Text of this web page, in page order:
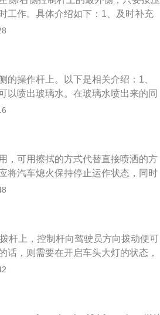
工作。具体介绍如下：1、及时补充
刮器工作，切记不要再继续按压按
拨杆未喷出玻璃水，此时切记不要
就需要检查后加注玻璃水再运行。如
导致电机过热。
操作杆上。以下是相关介绍：1、
以喷出玻璃水。在玻璃水喷出来的同
停止工作。2、使用雨刮前最好先喷
，如果拨动拨杆后未喷出玻璃水，
导致电机过热而故障。4、可以打开
假如玻璃水已经没有，需要及时补充
置，那么玻璃水无法喷出可能是电机
专业维修店进行检修。
，可用擦拭的方式代替直接喷洒的方
将汽车熄火保持停止运作状态，同时
爆炸。用酒精给车消毒的注意事项
体表面，不要喷洒车内其他隐藏或者
内吸烟或者不要将车窗关闭，防止
情况。
杆上，控制杆向驾驶员方向拨动便可
话，则需要在开启车头大灯的状态，
处于拉向驾驶员方向的状态至少1秒
清洗液储液罐中的液位过低时，大灯
，注意检查一下玻璃水水位，如果玻